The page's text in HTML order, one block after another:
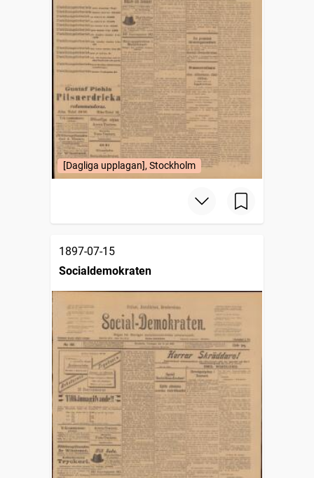
[Dagliga upplagan], Stockholm
1897-07-15
Socialdemokraten